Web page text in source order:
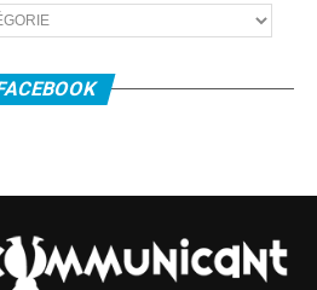
pour Charlotte
son évocation
Charlotte Salomon. La